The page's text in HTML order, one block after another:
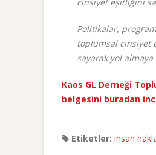
Politikalar,
toplumsal cinsiyet
sayarak yol
Kaos GL Derneği
belgesini buradan
Etiketler: insan